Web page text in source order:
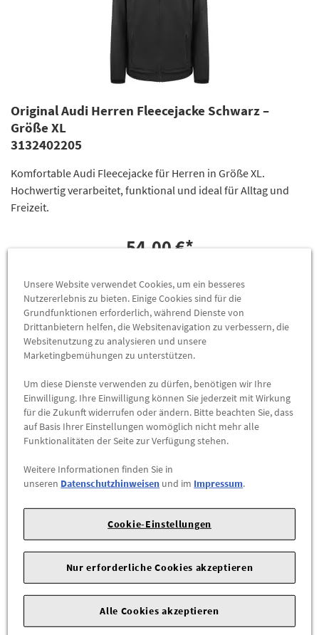
Original Audi Herren Fleecejacke Schwarz –
Größe XL
3132402205
Komfortable Audi Fleecejacke für Herren in Größe XL.
Hochwertig verarbeitet, funktional und ideal für Alltag und
Freizeit.
54,00 €*
Audi Fleecejacke, Herren, schwarz M
3132402203
Funktion und Komfort vereint: Die Audi Herren Jacke aus
hochwertigem Fleece.
49,00 €*
ZUM PRODUKT
Unsere Website verwendet Cookies, um ein besseres
Nutzererlebnis zu bieten. Einige Cookies sind für die
Grundfunktionen erforderlich, während Dienste von
Drittanbietern helfen, die Websitenavigation zu verbessern, die
Websitenutzung zu analysieren und unsere
Marketingbemühungen zu unterstützen.
Um diese Dienste verwenden zu dürfen, benötigen wir Ihre
Einwilligung. Ihre Einwilligung können Sie jederzeit mit Wirkung
für die Zukunft widerrufen oder ändern. Bitte beachten Sie, dass
auf Basis Ihrer Einstellungen womöglich nicht mehr alle
Funktionalitäten der Seite zur Verfügung stehen.
Weitere Informationen finden Sie in
unseren Datenschutzhinweisen und im Impressum.
Cookie-Einstellungen
Nur erforderliche Cookies akzeptieren
Alle Cookies akzeptieren